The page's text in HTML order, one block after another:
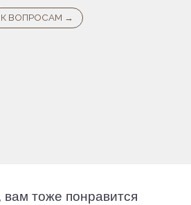
тоже понравится